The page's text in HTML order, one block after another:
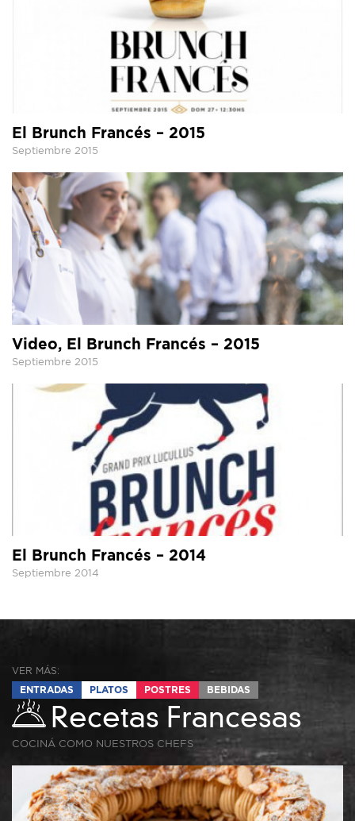
El Brunch Francés – 2015
Septiembre 2015
Video, El Brunch Francés – 2015
Septiembre 2015
El Brunch Francés – 2014
Septiembre 2014
VER MÁS:
ENTRADAS
PLATOS POSTRES BEBIDAS
Recetas Francesas
COCINÁ COMO NUESTROS CHEFS